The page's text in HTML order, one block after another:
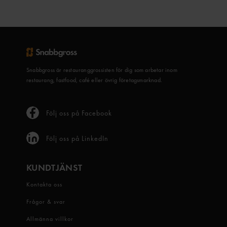
Snabbgross är restauranggrossisten för dig som arbetar inom
restaurang, fastfood, café eller övrig företagsmarknad.
Följ oss på Facebook
Följ oss på LinkedIn
KUNDTJÄNST
Kontakta oss
Frågor & svar
Allmänna villkor